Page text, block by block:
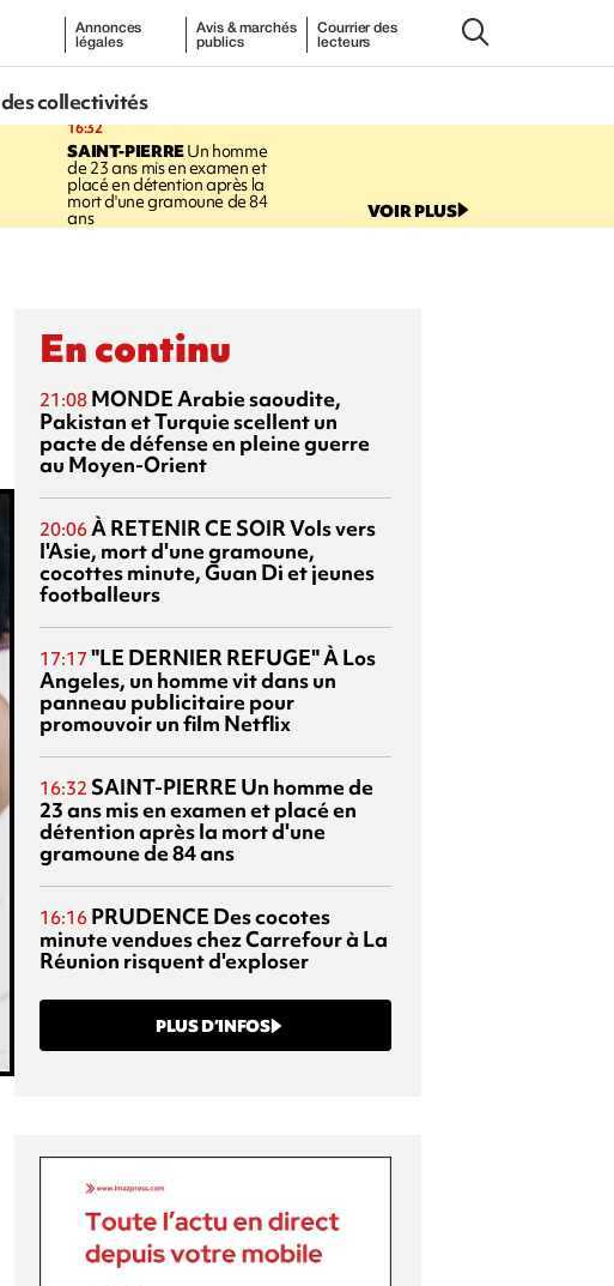
Annonces
légales
Avis & marchés
publics
Courrier des
lecteurs
des collectivités
16:32
SAINT-PIERREUn homme
de 23 ans mis en examen et
placé en détention après la
mort d'une gramoune de 84
ans VOIR PLUS
En continu
21:08 MONDEArabie saoudite,
Pakistan et Turquie scellent un
pacte de défense en pleine guerre
au Moyen-Orient
20:06À RETENIR CE SOIRVols vers
l'Asie, mort d'une gramoune,
cocottes minute, Guan Di et jeunes
footballeurs
17:17 "LE DERNIER REFUGE"À Los
Angeles, un homme vit dans un
panneau publicitaire pour
promouvoir un film Netflix
16:32 SAINT-PIERRE Un homme de
23 ans mis en examen et placé en
détention après la mort d'une
gramoune de 84 ans
16:16 PRUDENCE Des cocotes
minute vendues chez Carrefour à La
Réunion risquent d'exploser
PLUS D’INFOS